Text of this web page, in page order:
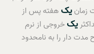
زمانیکهفته پس از
یکخروجی از نرم
مدت دار را به نامحدود